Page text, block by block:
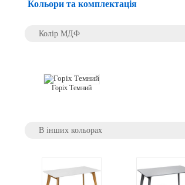
Кольори та комплектація
Колір МДФ
Горіх Темний
В інших кольорах